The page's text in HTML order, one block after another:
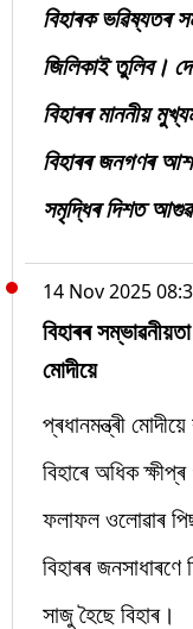
বিহাৰক ভৱিষ্যতৰ
জিলিকাই তুলিব।
বিহাৰৰ মাননীয়
বিহাৰৰ জনগণৰ
সমৃদ্ধিৰ দিশত
14 Nov 2025
বিহাৰৰ
মোদীয়ে
প্ৰধানমন্ত্ৰী
বিহাৰে অধিক
ফলাফল ওলোৱাৰ
বিহাৰৰ
সাজু হৈছে বিহাৰ।